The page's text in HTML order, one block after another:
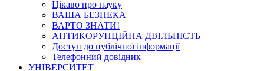
Цікаво про науку
ВАША БЕЗПЕКА
ВАРТО ЗНАТИ!
АНТИКОРУПЦІЙНА ДІЯЛЬНІСТЬ
Доступ до публічної інформації
Телефонний довідник
УНІВЕРСИТЕТ